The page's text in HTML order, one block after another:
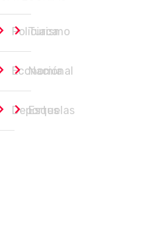
Policiaca
Turismo
Economía
Nacional
Deportes
Esquelas